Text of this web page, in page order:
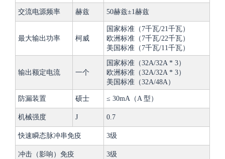
交流电源频率 赫兹 50赫兹±1赫兹
最大输出功率 柯威
国家标准（7千瓦/21千瓦）
欧洲标准（7千瓦/22千瓦）
美国标准（7千瓦/11千瓦）
输出额定电流 一个
国家标准（32A/32A * 3）
欧洲标准（32A/32A * 3）
美国标准（32A/48A）
防漏装置 硕士 ≤ 30mA（A 型）
机械强度 J 0.7
快速瞬态脉冲串免疫 3级
冲击（影响）免疫 3级